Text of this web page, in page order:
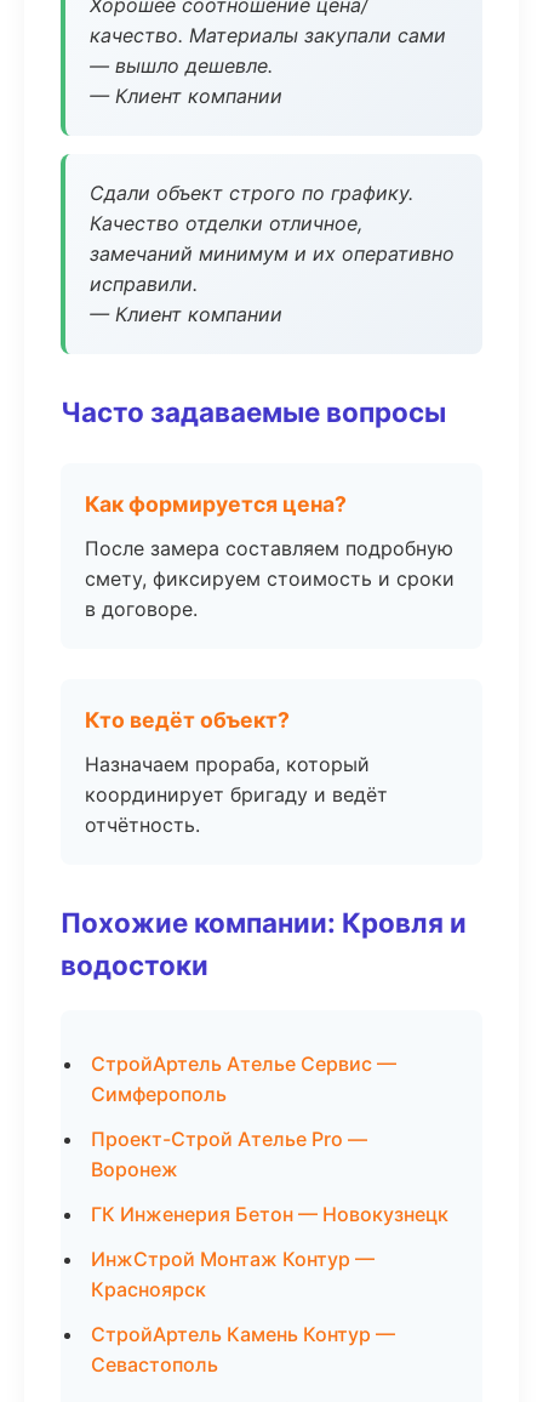
Хорошее соотношение цена/
качество. Материалы закупали сами
— вышло дешевле.
— Клиент компании
Сдали объект строго по графику.
Качество отделки отличное,
замечаний минимум и их оперативно
исправили.
— Клиент компании
Часто задаваемые вопросы
Как формируется цена?
После замера составляем подробную
смету, фиксируем стоимость и сроки
в договоре.
Кто ведёт объект?
Назначаем прораба, который
координирует бригаду и ведёт
отчётность.
Похожие компании: Кровля и
водостоки
СтройАртель Ателье Сервис —
Симферополь
Проект-Строй Ателье Pro —
Воронеж
ГК Инженерия Бетон — Новокузнецк
ИнжСтрой Монтаж Контур —
Красноярск
СтройАртель Камень Контур —
Севастополь